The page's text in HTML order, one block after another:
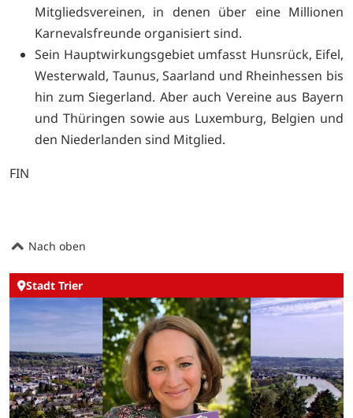
Mitgliedsvereinen, in denen über eine Millionen
Karnevalsfreunde organisiert sind.
Sein Hauptwirkungsgebiet umfasst Hunsrück, Eifel,
Westerwald, Taunus, Saarland und Rheinhessen bis
hin zum Siegerland. Aber auch Vereine aus Bayern
und Thüringen sowie aus Luxemburg, Belgien und
den Niederlanden sind Mitglied.
FIN
Nach oben
Stadt Trier